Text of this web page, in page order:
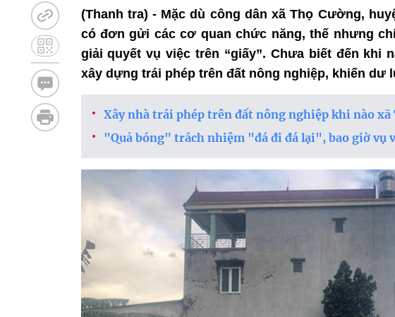
(Thanh tra) - Mặc dù công dân xã Thọ Cường,
có đơn gửi các cơ quan chức năng, thế nhưng
giải quyết vụ việc trên “giấy”. Chưa biết đến khi
xây dựng trái phép trên đất nông nghiệp, khiến dư
Xây nhà trái phép trên đất nông nghiệp khi nào xã
"Quả bóng" trách nhiệm "đá đi đá lại", bao giờ vụ